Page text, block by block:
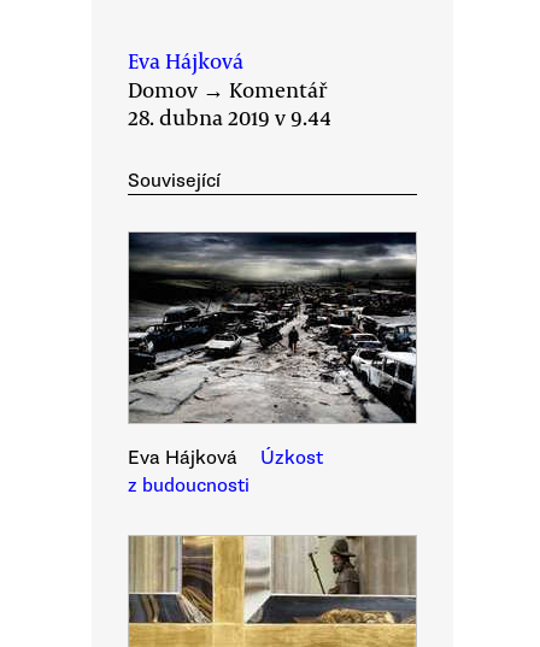
Eva Hájková
Domov → Komentář
28. dubna 2019 v 9.44
Související
Eva Hájková
Úzkost
z budoucnosti